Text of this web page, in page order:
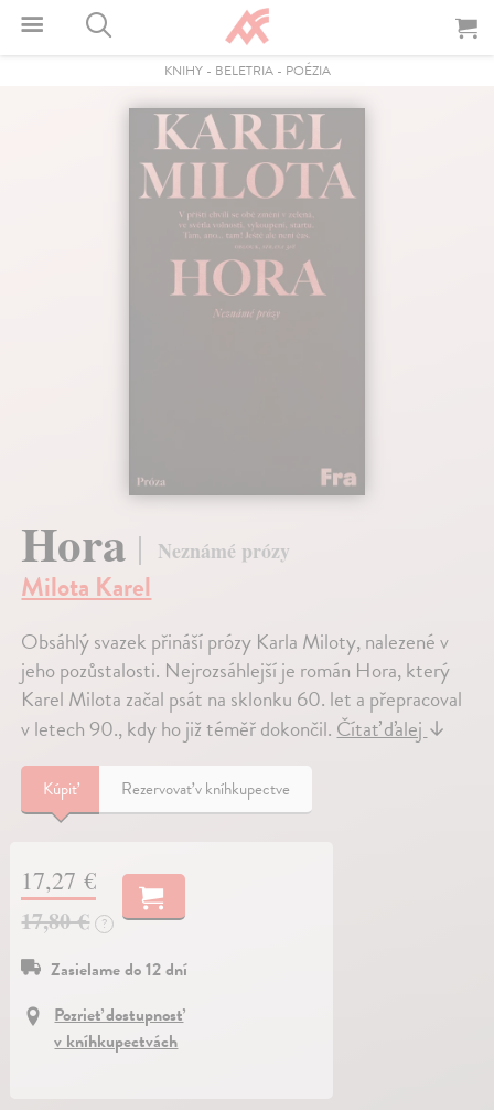
KNIHY- BELETRIA- POÉZIA
Hora Neznámé prózy
Milota Karel
Obsáhlý svazek přináší prózy Karla Miloty, nalezené v
jeho pozůstalosti. Nejrozsáhlejší je román Hora, který
Karel Milota začal psát na sklonku 60. let a přepracoval
v letech 90., kdy ho již téměř dokončil.Čítať ďalej↓
Kúpiť Rezervovať v kníhkupectve
17,27 €
17,80 €
?
Zasielame do 12 dní
Pozrieť dostupnosť
v kníhkupectvách